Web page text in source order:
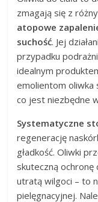
zmagają się z
atopowe
suchość. Jej
przypadku
idealnym
emolientom oliwka
co jest niezbędne
Systematyczne
regenerację
gładkość. Oliwki
skuteczną
utratą wilgoci – to
pielęgnacyjnej.